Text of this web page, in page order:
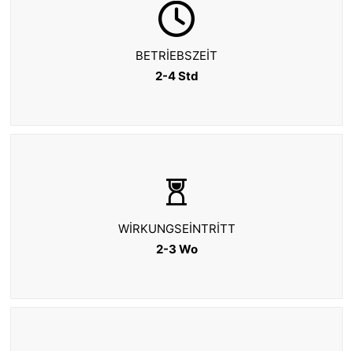
BETRIEBSZEIT
2-4 Std
WIRKUNGSEINTRITT
2-3 Wo